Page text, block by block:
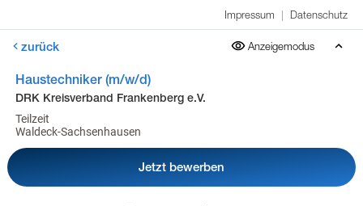
Impressum | Datenschutz
zurück Anzeigemodus
Haustechniker (m/w/d)
DRK Kreisverband Frankenberg e.V.
Teilzeit
Waldeck-Sachsenhausen
Jetzt bewerben